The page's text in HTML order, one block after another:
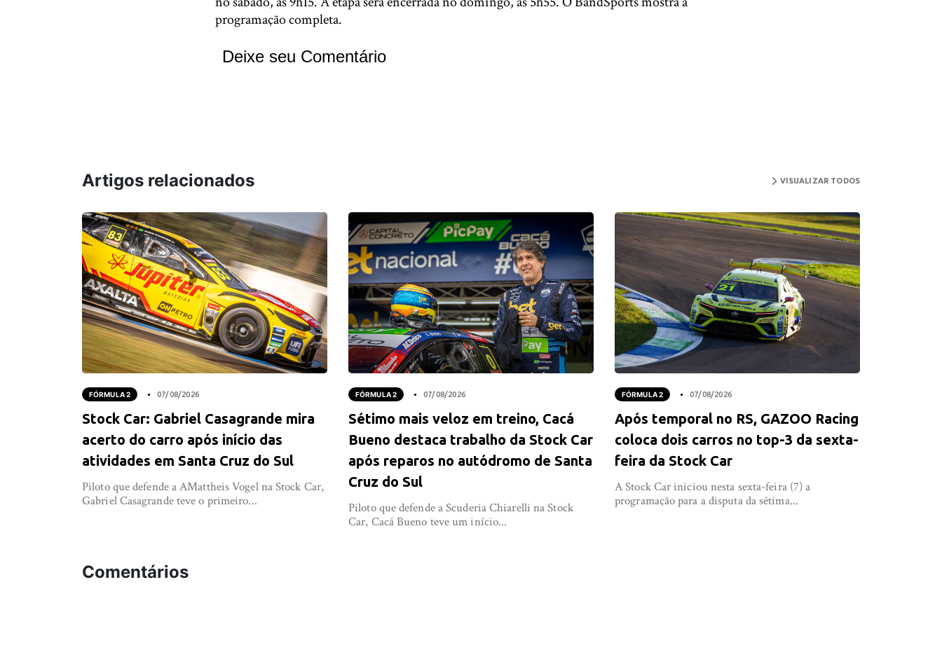
programação completa.
Deixe seu Comentário
Artigos relacionados VISUALIZAR TODOS
FÓRMULA 2 07/08/2026
Stock Car: Gabriel Casagrande mira
acerto do carro após início das
atividades em Santa Cruz do Sul
Piloto que defende a AMattheis Vogel na Stock Car,
Gabriel Casagrande teve o primeiro...
FÓRMULA 2 07/08/2026
Sétimo mais veloz em treino, Cacá
Bueno destaca trabalho da Stock Car
após reparos no autódromo de Santa
Cruz do Sul
Piloto que defende a Scuderia Chiarelli na Stock
Car, Cacá Bueno teve um início...
FÓRMULA 2 07/08/2026
Após temporal no RS, GAZOO Racing
coloca dois carros no top-3 da sexta-
feira da Stock Car
A Stock Car iniciou nesta sexta-feira (7) a
programação para a disputa da sétima...
Comentários